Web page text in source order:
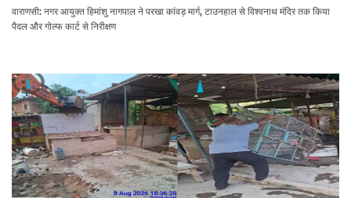
वाराणसी: नगर आयुक्त हिमांशु नागपाल ने परखा कांवड़ मार्ग, टाउनहाल से विश्वनाथ मंदिर तक किया
पैदल और गोल्फ कार्ट से निरीक्षण